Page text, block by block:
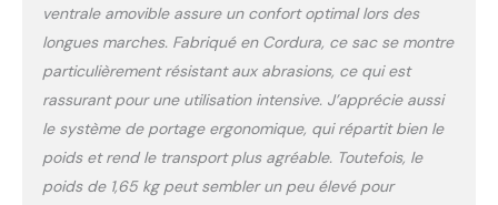
cm / volume 30 litres /
poids 1,59 kg / matériau
Cordura 700den (gris
pierre olive IRR et
multicam en Cordura
500den)
ventrale amovible assure un confort optimal lors des
longues marches. Fabriqué en Cordura, ce sac se montre
particulièrement résistant aux abrasions, ce qui est
rassurant pour une utilisation intensive. J’apprécie aussi
le système de portage ergonomique, qui répartit bien le
poids et rend le transport plus agréable. Toutefois, le
poids de 1,65 kg peut sembler un peu élevé pour